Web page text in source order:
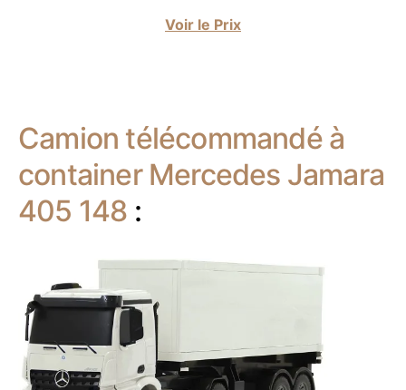
Voir le Prix
Camion télécommandé à
container Mercedes Jamara
405 148 :